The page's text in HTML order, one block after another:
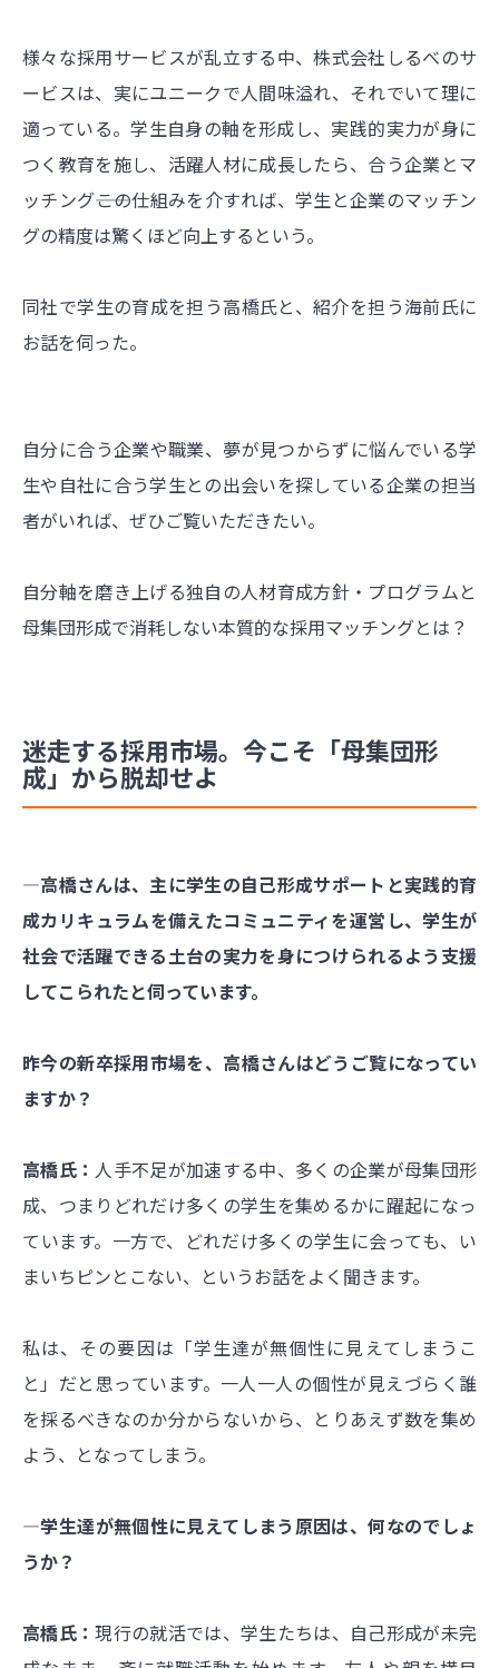
様々な採用サービスが乱立する中、株式会社しるべのサ
ービスは、実にユニークで人間味溢れ、それでいて理に
適っている。学生自身の軸を形成し、実践的実力が身に
つく教育を施し、活躍人材に成長したら、合う企業とマ
ッチング――この仕組みを介すれば、学生と企業のマッチン
グの精度は驚くほど向上するという。
同社で学生の育成を担う高橋氏と、紹介を担う海前氏に
お話を伺った。
自分に合う企業や職業、夢が見つからずに悩んでいる学
生や自社に合う学生との出会いを探している企業の担当
者がいれば、ぜひご覧いただきたい。
自分軸を磨き上げる独自の人材育成方針・プログラムと
母集団形成で消耗しない本質的な採用マッチングとは？
迷走する採用市場。今こそ「母集団形
成」から脱却せよ
―高橋さんは、主に学生の自己形成サポートと実践的育
成カリキュラムを備えたコミュニティを運営し、学生が
社会で活躍できる土台の実力を身につけられるよう支援
してこられたと伺っています。
昨今の新卒採用市場を、高橋さんはどうご覧になってい
ますか？
高橋氏： 人手不足が加速する中、多くの企業が母集団形
成、つまりどれだけ多くの学生を集めるかに躍起になっ
ています。一方で、どれだけ多くの学生に会っても、い
まいちピンとこない、というお話をよく聞きます。
私は、その要因は「学生達が無個性に見えてしまうこ
と」だと思っています。一人一人の個性が見えづらく誰
を採るべきなのか分からないから、とりあえず数を集め
よう、となってしまう。
―学生達が無個性に見えてしまう原因は、何なのでしょ
うか？
高橋氏：現行の就活では、学生たちは、自己形成が未完